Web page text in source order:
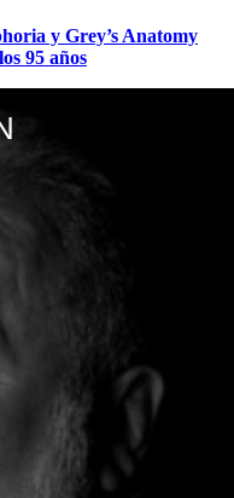
y Grey’s Anatomy
95 años